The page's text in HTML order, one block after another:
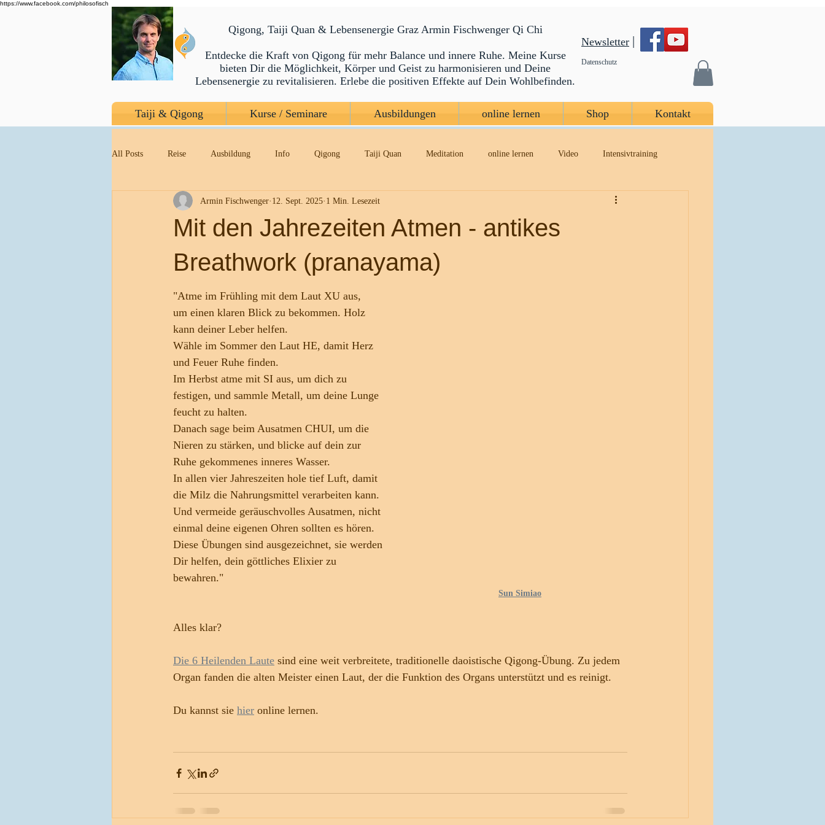
https://www.facebook.com/philosofisch
​Qigong, Taiji Quan & Lebensenergie Graz Armin Fischwenger Qi Chi
Entdecke die Kraft von Qigong für mehr Balance und innere Ruhe. Meine Kurse
bieten Dir die Möglichkeit, Körper und Geist zu harmonisieren und Deine
Lebensenergie zu revitalisieren. Erlebe die positiven Effekte auf Dein Wohlbefinden.
Newsletter |
Datenschutz
Taiji & Qigong Kurse / Seminare Ausbildungen online lernen Shop Kontakt
All Posts Reise Ausbildung Info Qigong Taiji Quan Meditation online lernen Video Intensivtraining
Atmung Vagusnerv
Mit den Jahrezeiten Atmen - antikes
Breathwork (pranayama)
Armin Fischwenger 12. Sept. 2025 1 Min. Lesezeit
Sun Simiao
"Atme im Frühling mit dem Laut XU aus,
um einen klaren Blick zu bekommen. Holz
kann deiner Leber helfen.
Wähle im Sommer den Laut HE, damit Herz
und Feuer Ruhe finden.
Im Herbst atme mit SI aus, um dich zu
festigen, und sammle Metall, um deine Lunge
feucht zu halten.
Danach sage beim Ausatmen CHUI, um die
Nieren zu stärken, und blicke auf dein zur
Ruhe gekommenes inneres Wasser.
In allen vier Jahreszeiten hole tief Luft, damit
die Milz die Nahrungsmittel verarbeiten kann.
Und vermeide geräuschvolles Ausatmen, nicht
einmal deine eigenen Ohren sollten es hören.
Diese Übungen sind ausgezeichnet, sie werden
Dir helfen, dein göttliches Elixier zu
bewahren."
Alles klar?
Die 6 Heilenden Laute sind eine weit verbreitete, traditionelle daoistische Qigong-Übung. Zu jedem
Organ fanden die alten Meister einen Laut, der die Funktion des Organs unterstützt und es reinigt.
Du kannst sie hier online lernen.